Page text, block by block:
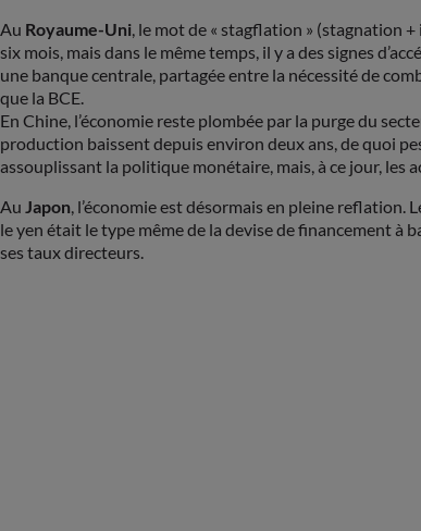
Au Royaume-Uni, le mot de « stagflation » (stagnation
six mois, mais dans le même temps, il y a des signes
une banque centrale, partagée entre la nécessité de
que la BCE.
En Chine, l’économie reste plombée par la purge du
production baissent depuis environ deux ans, de quoi
assouplissant la politique monétaire, mais, à ce jour, les
Au Japon, l’économie est désormais en pleine
le yen était le type même de la devise de financement à
ses taux directeurs.